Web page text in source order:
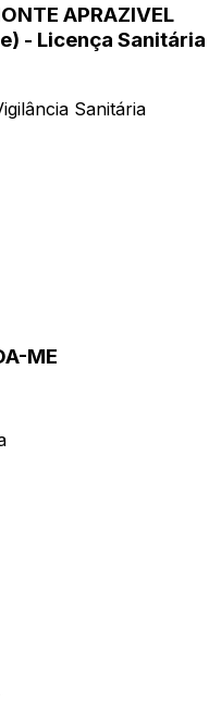
APRAZIVEL
- Licença Sanitária
Sanitária
ME